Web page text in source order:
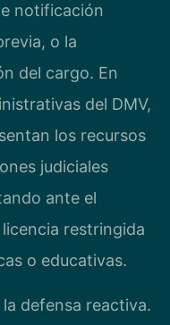
notificación
o la
del cargo. En
del DMV,
los recursos
judiciales
ante el
restringida
o educativas.
defensa reactiva.